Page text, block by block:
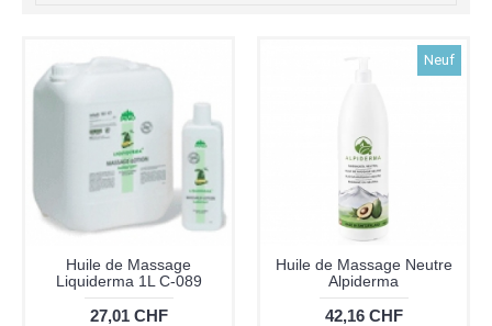
Huile de Massage
Liquiderma 1L C-089
27,01 CHF
Neuf
Huile de Massage Neutre
Alpiderma
42,16 CHF